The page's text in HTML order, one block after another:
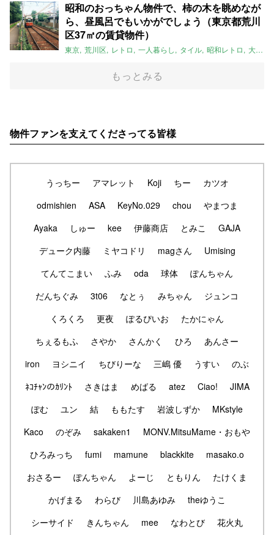
昭和のおっちゃん物件で、柿の木を眺めなが
ら、昼風呂でもいかがでしょう（東京都荒川
区37㎡の賃貸物件）
東京 荒川区 レトロ 一人暮らし タイル 昭和レトロ 大家女子
もっとみる
物件ファンを支えてくださってる皆様
うっちー アマレット Koji ちー
カツオ
odmishien
ASA KeyNo.029 chou
やまつま
Ayaka
しゅー kee 伊藤商店 とみこ
GAJA
デューク内藤
ミヤコドリ magさん
Umising
てんてこまい
ふみ oda 球体
ぽんちゃん
だんちぐみ
3t06 なとぅ みちゃん
ジュンコ
くろくろ
更夜 ぽるぴいお
たかにゃん
ちぇるもふ
さやか さんかく ひろ
あんさー
iron
ヨシニイ ちびりーな 三嶋 優 うすい
のぶ
ﾈｺﾁｬﾝのｶﾘﾝﾄ
さきはま めばる atez Ciao!
JIMA
ぽむ
ユン 結 ももたす 岩波しずか
MKstyle
Kaco
のぞみ sakaken1
MONV.MitsuMame・おもや
ひろみっち
fumi mamune blackkite
masako.o
おさるー
ぽんちゃん よーじ ともりん
たけくま
かげまる
わらび 川島あゆみ
theゆうこ
シーサイド
きんちゃん mee なわとび
花火丸